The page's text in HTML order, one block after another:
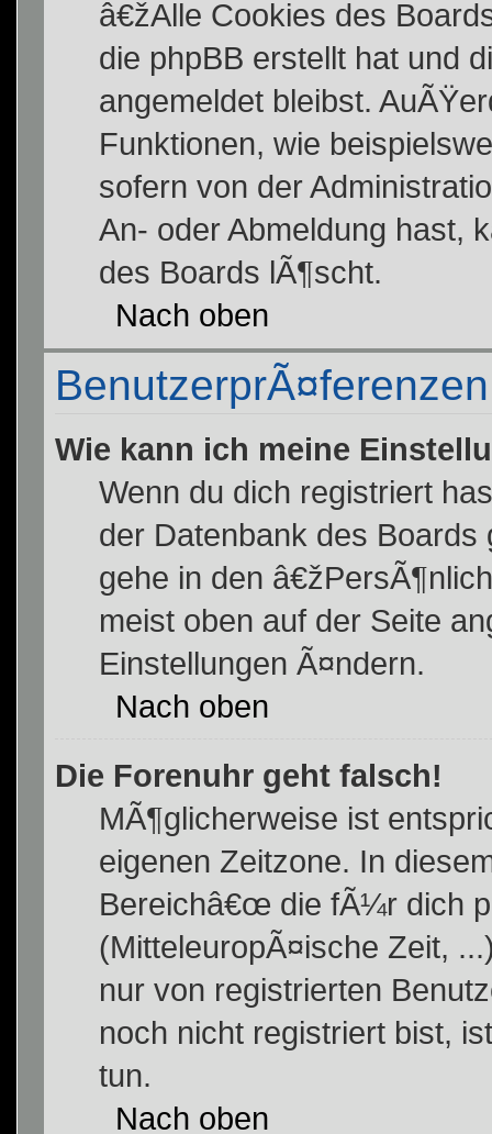
â€žAlle Cookies des
die phpBB erstellt hat und
angemeldet bleibst.
Funktionen, wie
sofern von der
An- oder Abmeldung hast,
des Boards lÃ¶scht.
Nach oben
Wie kann ich meine
Wenn du dich registriert
der Datenbank des
gehe in den
meist oben auf der Seite
Einstellungen Ã¤ndern.
Nach oben
Die Forenuhr geht falsch!
MÃ¶glicherweise ist
eigenen Zeitzone. In
Bereichâ€œ die fÃ¼r dich
(MitteleuropÃ¤ische Zeit,
nur von registrierten
noch nicht registriert bist,
tun.
Nach oben